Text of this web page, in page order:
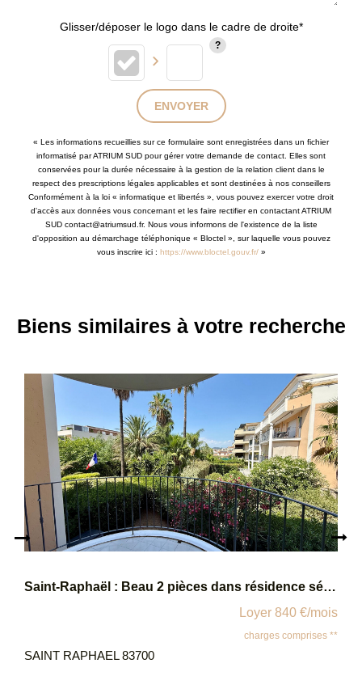
Glisser/déposer le logo dans le cadre de droite*
ENVOYER
« Les informations recueillies sur ce formulaire sont enregistrées dans un fichier
informatisé par ATRIUM SUD pour gérer votre demande de contact. Elles sont
conservées pour la durée nécessaire à la gestion de la relation client dans le
respect des prescriptions légales applicables et sont destinées à nos conseillers
Conformément à la loi « informatique et libertés », vous pouvez exercer votre droit
d'accès aux données vous concernant et les faire rectifier en contactant ATRIUM
SUD contact@atriumsud.fr. Nous vous informons de l'existence de la liste
d'opposition au démarchage téléphonique « Bloctel », sur laquelle vous pouvez
vous inscrire ici : https://www.bloctel.gouv.fr/»
Biens similaires à votre recherche
Saint-Raphaël : Beau 2 pièces dans résidence sécurisée
Loyer 840 €/mois
charges comprises **
SAINT RAPHAEL 83700